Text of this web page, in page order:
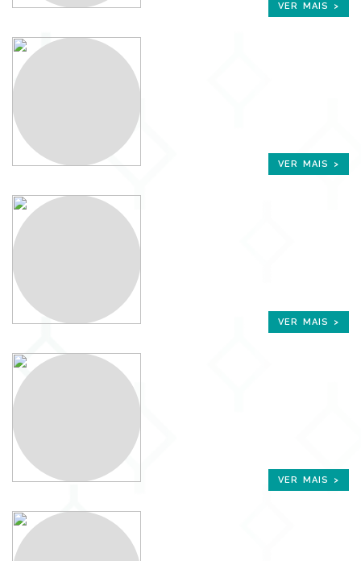
VER MAIS >
VER MAIS >
VER MAIS >
VER MAIS >